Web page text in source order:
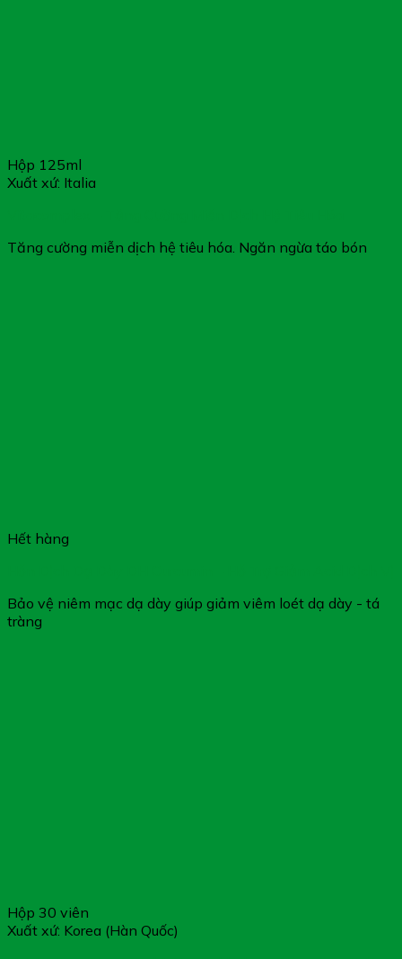
Hộp 125ml
Xuất xứ: Italia
Tăng cường miễn dịch hệ tiêu hóa. Ngăn ngừa táo bón
Hết hàng
Bảo vệ niêm mạc dạ dày giúp giảm viêm loét dạ dày - tá
tràng
Hộp 30 viên
Xuất xứ: Korea (Hàn Quốc)